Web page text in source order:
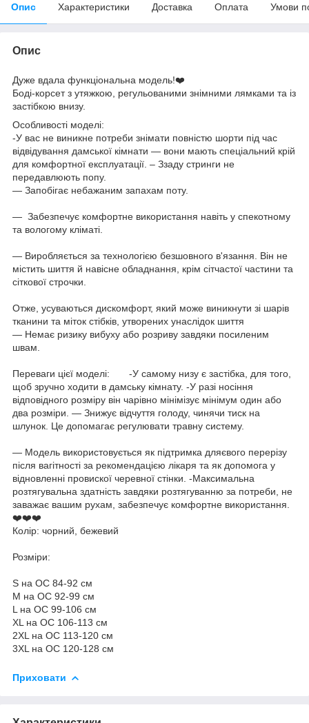
Опис Характеристики Доставка Оплата Умови
Опис
Дуже вдала функціональна модель!❤️⠀
Боді-корсет з утяжкою, регульованими знімними лямками та із
застібкою внизу.
Особливості моделі:⠀
-У вас не виникне потреби знімати повністю шорти під час
відвідування дамської кімнати — вони мають спеціальний крій
для комфортної експлуатації. – Ззаду стринги не
передавлюють попу.⠀
— Запобігає небажаним запахам поту. ⠀
— Забезпечує комфортне використання навіть у спекотному
та вологому кліматі. ⠀
— Виробляється за технологією безшовного в'язання. Він не
містить шиття й навісне обладнання, крім сітчастої частини та
сіткової строчки. ⠀
Отже, усуваються дискомфорт, який може виникнути зі шарів
тканини та міток стібків, утворених унаслідок шиття ⠀
— Немає ризику вибуху або розриву завдяки посиленим
швам.⠀
Переваги цієї моделі:⠀ ⠀ -У самому низу є застібка, для того,
щоб зручно ходити в дамську кімнату. -У разі носіння
відповідного розміру він чарівно мінімізує мінімум один або
два розміри. — Знижує відчуття голоду, чинячи тиск на
шлунок. Це допомагає регулювати травну систему.⠀
— Модель використовується як підтримка дляєвого перерізу
після вагітності за рекомендацією лікаря та як допомога у
відновленні провискої черевної стінки. -Максимальна
розтягувальна здатність завдяки розтягуванню за потреби, не
заважає вашим рухам, забезпечує комфортне використання.⠀
❤️❤️❤️⠀
Колір: чорний, бежевий ⠀
Розміри:⠀
S на ОС 84-92 см
M на ОС 92-99 см
L на ОС 99-106 см
XL на ОС 106-113 см
2XL на ОС 113-120 см
3XL на ОС 120-128 см
Приховати